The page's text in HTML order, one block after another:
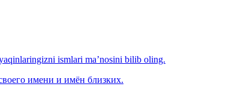
ismlari ma’nosini bilib oling.
имени и имён близких.